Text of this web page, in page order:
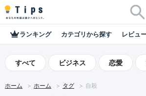
ランキング カテゴリから探す レビュ
すべて ビジネス 恋愛
ホーム ホーム タグ 自殺